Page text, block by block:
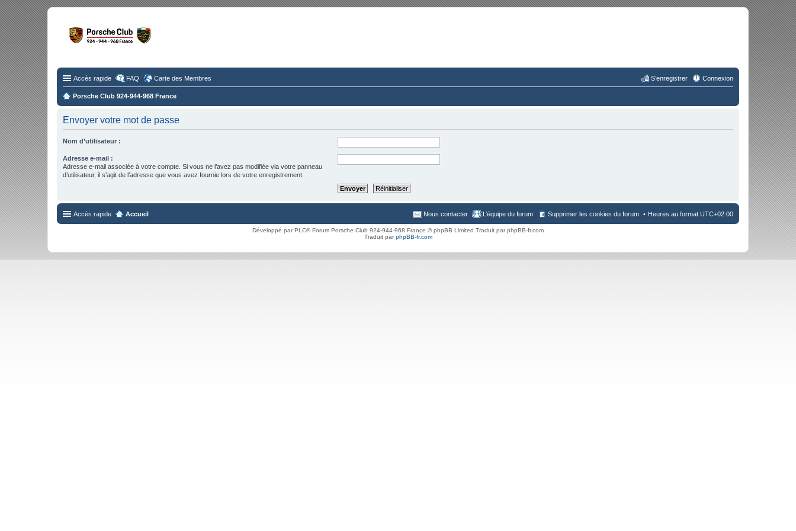
Accès rapide FAQ Carte des Membres Connexion
S’enregistrer
Porsche Club 924-944-968 France
Envoyer votre mot de passe
Nom d’utilisateur :
Adresse e-mail :
Adresse e-mail associée à votre compte. Si vous ne l’avez pas modifiée via votre panneau
d’utilisateur, il s’agit de l’adresse que vous avez fournie lors de votre enregistrement.
Accès rapide Accueil Heures au format UTC+02:00
Supprimer les cookies du forum
L’équipe du forum
Nous contacter
Développé par PLC® Forum Porsche Club 924-944-968 France © phpBB Limited Traduit par phpBB-fr.com
Traduit parphpBB-fr.com